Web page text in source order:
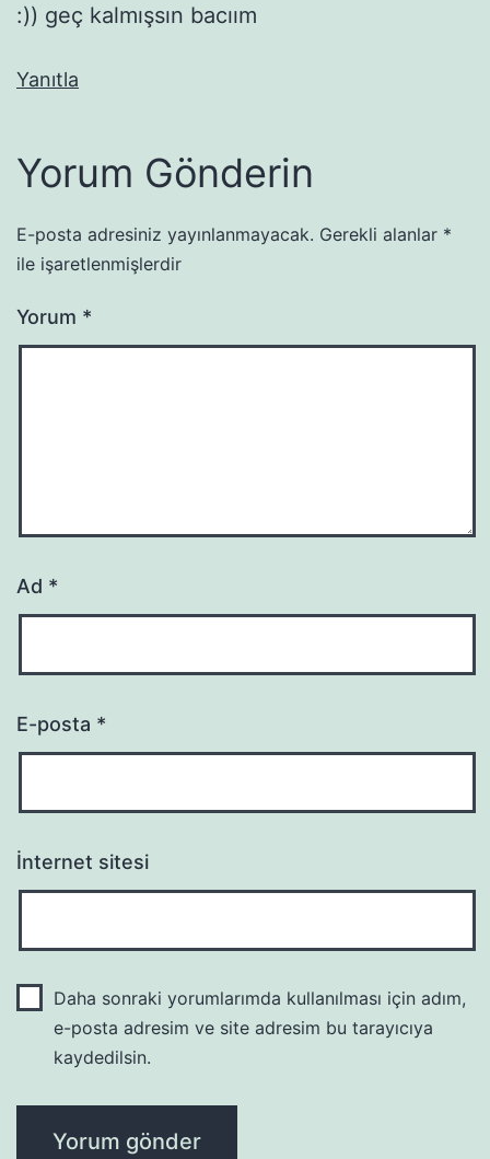
:)) geç kalmışsın bacıım
Yanıtla
Yorum Gönderin
E-posta adresiniz yayınlanmayacak. Gerekli alanlar *
ile işaretlenmişlerdir
Yorum *
Ad *
E-posta *
İnternet sitesi
Daha sonraki yorumlarımda kullanılması için adım,
e-posta adresim ve site adresim bu tarayıcıya
kaydedilsin.